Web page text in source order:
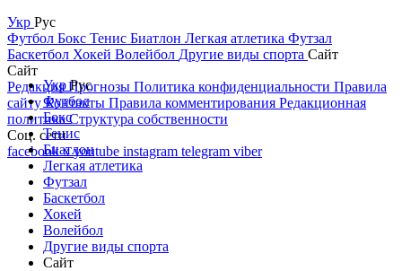
Укр Рус
Футбол Бокс Тенис Биатлон Легкая атлетика Футзал
Баскетбол Хокей Волейбол Другие виды спорта Сайт
Сайт
РедакцияПрогнозы Политика конфиденциальности Правила
сайтуКонтакты Правила комментирования Редакционная
политикаСтруктура собственности
Соц. сети
facebookxyoutube instagram telegram viber
УкрРус
Футбол
Бокс
Тенис
Биатлон
Легкая атлетика
Футзал
Баскетбол
Хокей
Волейбол
Другие виды спорта
Сайт